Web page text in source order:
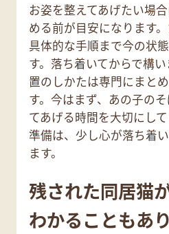
お姿を整えてあげたい場
める前が目安になります
具体的な手順まで今の状
す。落ち着いてからで構
置のしかたは専門にまと
す。今はまず、あの子の
てあげる時間を大切にし
準備は、少し心が落ち着
ます。
残された同居猫
わかることもあ